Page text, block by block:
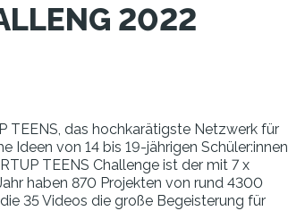
2022
TEENS, das hochkarätigste Netzwerk für
Ideen von 14 bis 19-jährigen Schüler:innen
TEENS Challenge ist der mit 7 x
haben 870 Projekten von rund 4300
35 Videos die große Begeisterung für